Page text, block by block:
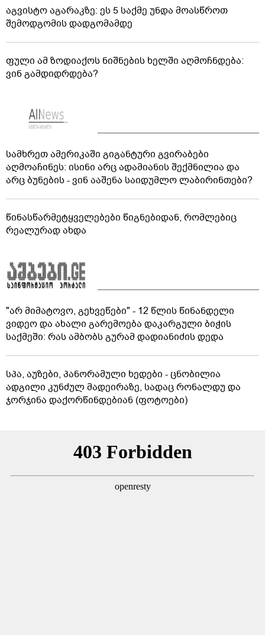
აგვისტო აგარაკზე: ეს 5 საქმე უნდა მოასწროთ
შემოდგომის დადგომამდე
ფული ამ ზოდიაქოს ნიშნების ხელში აღმოჩნდება:
ვინ გამდიდრდება?
სამხრეთ ამერიკაში გიგანტური გვირაბები
აღმოაჩინეს: ისინი არც ადამიანის შექმნილია და
არც ბუნების - ვინ ააშენა საიდუმლო ლაბირინთები?
წინასწარმეტყველებები წიგნებიდან, რომლებიც
რეალურად ახდა
"არ მიმატოვო, გეხვეწები" - 12 წლის წინანდელი
ვიდეო და ახალი გარემოება დაკარგული ბიჭის
საქმეში: რას ამბობს გურამ დადიანიძის დედა
სპა, აუზები, პანორამული ხედები - ცნობილია
ადგილი კუნძულ მადეირაზე, სადაც რონალდუ და
ჯორჯინა დაქორწინდებიან (ფოტოები)